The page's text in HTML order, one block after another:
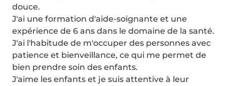
douce.
J'ai une formation d'aide-soignante et une
expérience de 6 ans dans le domaine de la santé.
J'ai l'habitude de m'occuper des personnes avec
patience et bienveillance, ce qui me permet de
bien prendre soin des enfants.
J'aime les enfants et je suis attentive à leur